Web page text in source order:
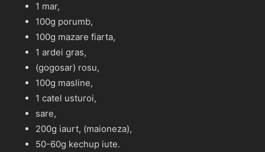
1 mar,
100g porumb,
100g mazare fiarta,
1 ardei gras,
(gogosar) rosu,
100g masline,
1 catel usturoi,
sare,
200g iaurt, (maioneza),
50-60g kechup iute.